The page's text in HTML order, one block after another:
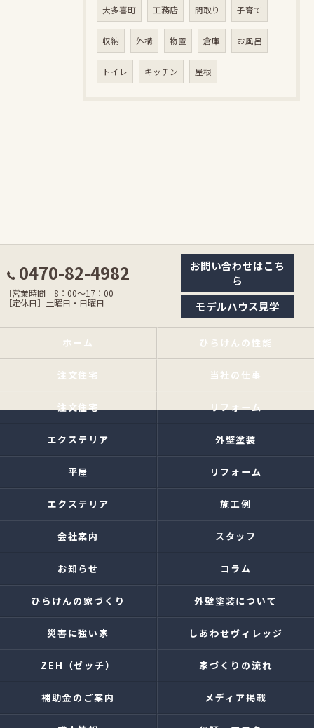
大多喜町 工務店 間取り 子育て
収納 外構 物置 倉庫 お風呂
トイレ キッチン 屋根
0470-82-4982
［営業時間］8：00〜17：00
［定休日］土曜日・日曜日
お問い合わせはこち
ら
モデルハウス見学
ホーム ひらけんの性能
注文住宅 当社の仕事
注文住宅 リフォーム
エクステリア 外壁塗装
平屋 リフォーム
エクステリア 施工例
会社案内 スタッフ
お知らせ コラム
ひらけんの家づくり 外壁塗装について
災害に強い家 しあわせヴィレッジ
ZEH（ゼッチ） 家づくりの流れ
補助金のご案内 メディア掲載